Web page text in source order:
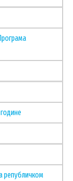
републичком